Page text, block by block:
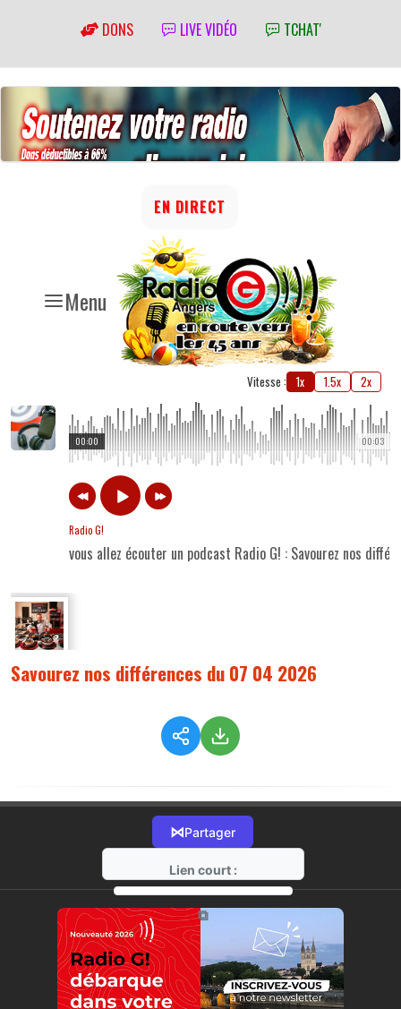
DONS LIVE VIDÉO TCHAT'
Menu
EN DIRECT
Vitesse : 1x 1.5x 2x
00:03
00:00
Radio G!
vous allez écouter un podcast Radio G! : Savourez nos
Savourez nos différences du 07 04 2026
⋈Partager
Lien court :
https://radio-g.fr?21602
⧉